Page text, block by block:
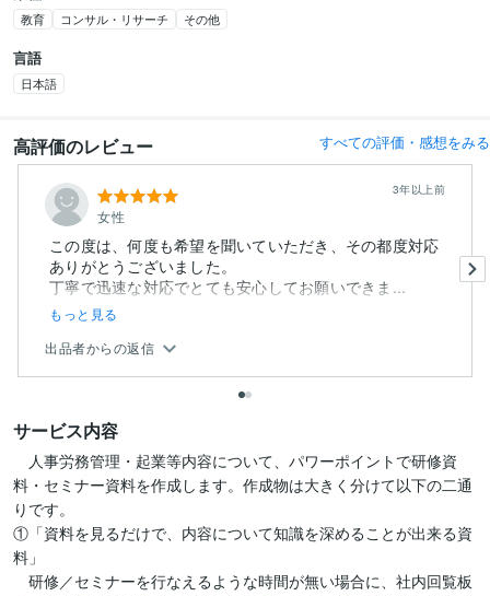
教育 コンサル・リサーチ その他
言語
日本語
高評価のレビュー すべての評価・感想をみる
女性
3年以上前
この度は、何度も希望を聞いていただき、その都度対応
ありがとうございました。
丁寧で迅速な対応でとても安心してお願いできま...
もっと見る
出品者からの返信
サービス内容
人事労務管理・起業等内容について、パワーポイントで研修資
料・セミナー資料を作成します。作成物は大きく分けて以下の二通
りです。
①「資料を見るだけで、内容について知識を深めることが出来る資
料」
研修／セミナーを行なえるような時間が無い場合に、社内回覧板